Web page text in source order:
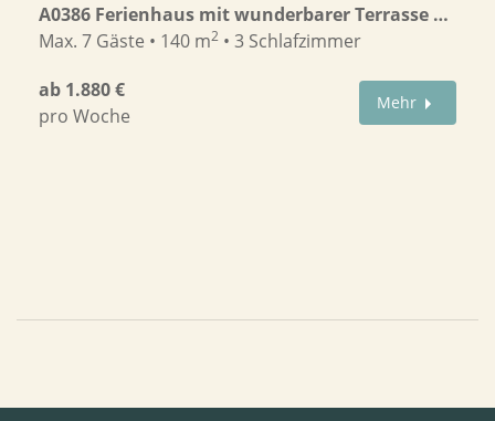
A0386 Ferienhaus mit wunderbarer Terrasse und Buchtblick
Max. 7 Gäste • 140 m2 • 3 Schlafzimmer
ab 1.880 €
pro Woche
Mehr